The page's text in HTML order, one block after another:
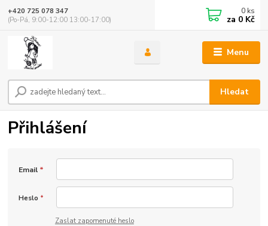
Menu
Hledat
+420 725 078 347
(Po-Pá, 9:00-12:00 13:00-17:00)
0 ks
za 0 Kč
Přihlášení
Email *
Heslo *
Zaslat zapomenuté heslo